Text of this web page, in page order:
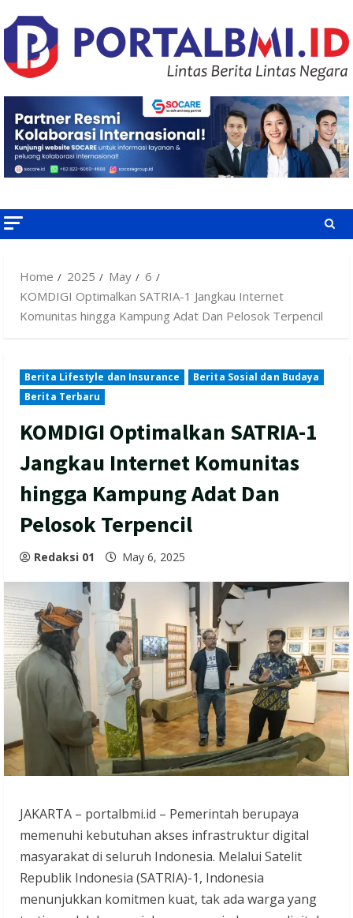
to
content
Home 2025 May
6
KOMDIGI Optimalkan SATRIA-1 Jangkau Internet
Komunitas hingga Kampung Adat Dan Pelosok Terpencil
Berita Lifestyle dan Insurance
Berita Sosial dan Budaya
Berita Terbaru
KOMDIGI Optimalkan SATRIA-1
Jangkau Internet Komunitas
hingga Kampung Adat Dan
Pelosok Terpencil
Redaksi 01 May 6, 2025
JAKARTA – portalbmi.id – Pemerintah berupaya
memenuhi kebutuhan akses infrastruktur digital
masyarakat di seluruh Indonesia. Melalui Satelit
Republik Indonesia (SATRIA)-1, Indonesia
menunjukkan komitmen kuat, tak ada warga yang